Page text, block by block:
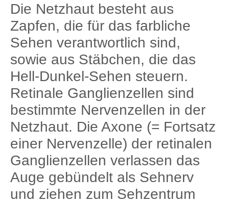
Die Netzhaut besteht aus
Zapfen, die für das farbliche
Sehen verantwortlich sind,
sowie aus Stäbchen, die das
Hell-Dunkel-Sehen steuern.
Retinale Ganglienzellen sind
bestimmte Nervenzellen in der
Netzhaut. Die Axone (= Fortsatz
einer Nervenzelle) der retinalen
Ganglienzellen verlassen das
Auge gebündelt als Sehnerv
und ziehen zum Sehzentrum